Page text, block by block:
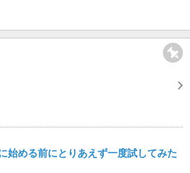
始める前にとりあえず一度試してみた